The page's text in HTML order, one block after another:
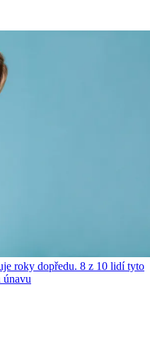
roky dopředu. 8 z 10 lidí tyto
únavu